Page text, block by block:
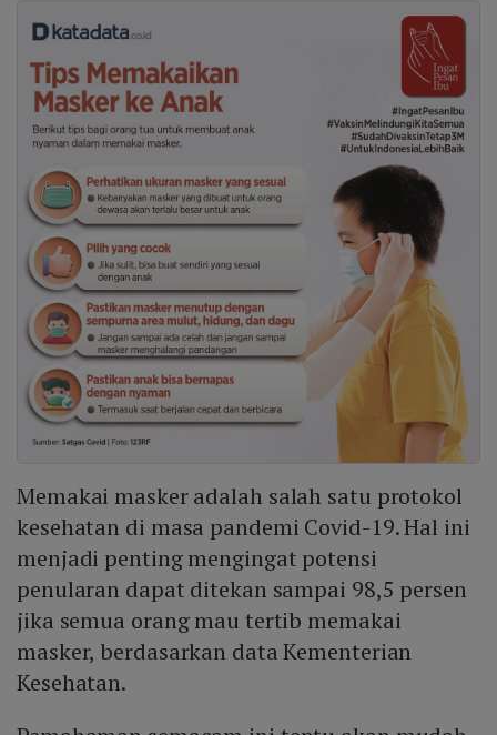
Memakai masker adalah salah satu protokol
kesehatan di masa pandemi Covid-19. Hal ini
menjadi penting mengingat potensi
penularan dapat ditekan sampai 98,5 persen
jika semua orang mau tertib memakai
masker, berdasarkan data Kementerian
Kesehatan.